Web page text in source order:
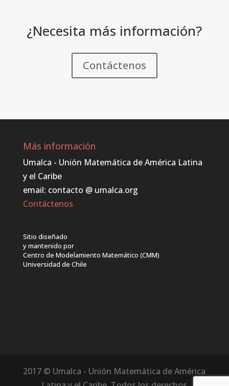
¿Necesita más información?
Contáctenos
Más información
Umalca - Unión Matemática de América Latina
y el Caribe
email: contacto @ umalca.org
Contáctenos
Sitio diseñado
y mantenido por
Centro de Modelamiento Matemático (CMM)
Universidad de Chile
2017 © Umalca - Unión Matemática de América